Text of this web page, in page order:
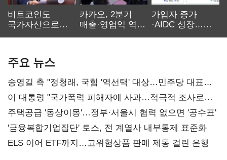
비트코인도
국가자산으로…'
카카오, 2분기
매출·영업익 역대
가입자 증가
·AIDC 성장…
주요 뉴스
송영길 측 "정청래, 국힘 '역선택' 대상…민주당 대표로
총선 지휘 못해"
이 대통령 "국가폭력 피해자에 사과…적극적 조사로
진실 밝혀야"
주택공급 '동상이몽'…정부·서울시 협력 없으면 '공수표'
'금융복합기업집단' 토스, 전 계열사 내부통제 표준화
ELS 이어 ETF까지…고위험상품 판매 제동 걸린 은행